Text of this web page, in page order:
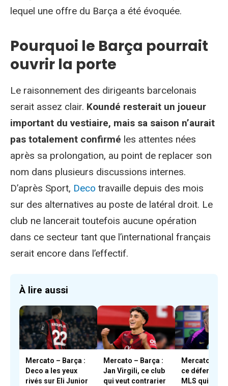
lequel une offre du Barça a été évoquée.
Pourquoi le Barça pourrait
ouvrir la porte
Le raisonnement des dirigeants barcelonais
serait assez clair. Koundé resterait un joueur
important du vestiaire, mais sa saison n’aurait
pas totalement confirmé les attentes nées
après sa prolongation, au point de replacer son
nom dans plusieurs discussions internes.
D’après Sport, Deco travaille depuis des mois
sur des alternatives au poste de latéral droit. Le
club ne lancerait toutefois aucune opération
dans ce secteur tant que l’international français
serait encore dans l’effectif.
À lire aussi
Mercato – Barça :
Deco a les yeux
rivés sur Eli Junior
Mercato – Barça :
Jan Virgili, ce club
qui veut contrarier
Mercato –
ce défenseur
MLS qui a